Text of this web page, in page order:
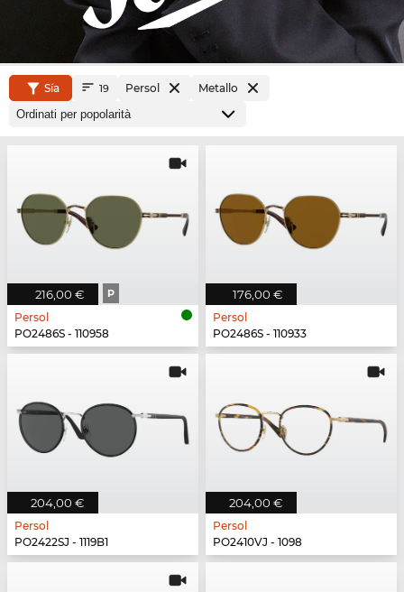
Sía 19 Persol Metallo
216,00 € P
Persol
PO2486S - 110958
176,00 €
Persol
PO2486S - 110933
204,00 €
Persol
PO2422SJ - 1119B1
204,00 €
Persol
PO2410VJ - 1098